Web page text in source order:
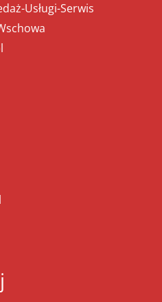
Usługi-Serwis